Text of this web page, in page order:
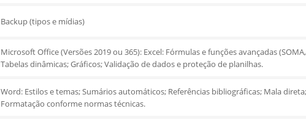
Backup (tipos e mídias)
Microsoft Office (Versões 2019 ou 365): Excel: Fórmulas e funções avançadas (SOMA,
Tabelas dinâmicas; Gráficos; Validação de dados e proteção de planilhas.
Word: Estilos e temas; Sumários automáticos; Referências bibliográficas; Mala
Formatação conforme normas técnicas.